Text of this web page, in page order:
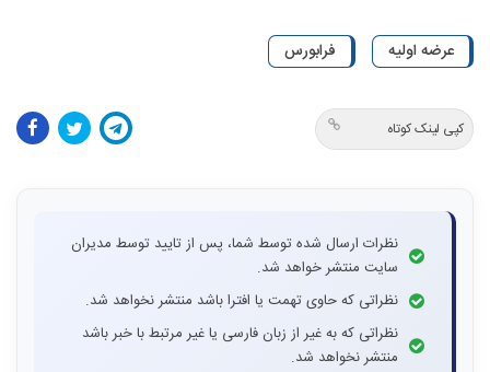
عرضه اولیه فرابورس
کپی لینک کوتاه
نظرات ارسال شده توسط شما، پس از تایید توسط مدیران
سایت منتشر خواهد شد.
نظراتی که حاوی تهمت یا افترا باشد منتشر نخواهد شد.
نظراتی که به غیر از زبان فارسی یا غیر مرتبط با خبر باشد
منتشر نخواهد شد.